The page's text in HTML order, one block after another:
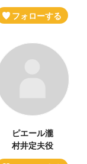
ピエール瀧
村井定夫役